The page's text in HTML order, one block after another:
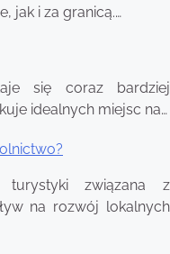
jak i za granicą.…
się coraz bardziej
idealnych miejsc na…
turystyki związana z
na rozwój lokalnych